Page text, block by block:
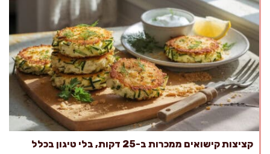
קציצות קישואים ממכרות ב-25 דקות, בלי טיגון בכלל